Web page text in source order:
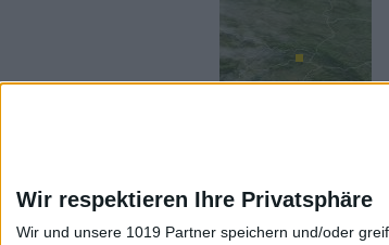
Wir respektieren Ihre Privatsphäre
Wir und unsere 1019 Partner speichern und/oder
Aktuelles Wetter: